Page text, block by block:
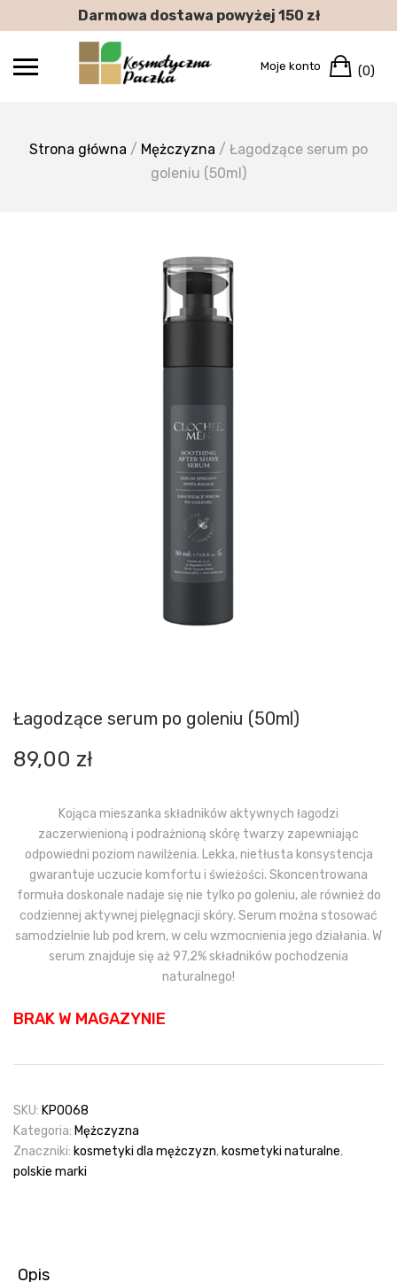
to
Darmowa dostawa powyżej 150 zł
Moje konto (0)
Strona główna / Mężczyzna / Łagodzące serum po
goleniu (50ml)
Łagodzące serum po goleniu (50ml)
89,00 zł
Kojąca mieszanka składników aktywnych łagodzi
zaczerwienioną i podrażnioną skórę twarzy zapewniając
odpowiedni poziom nawilżenia. Lekka, nietłusta konsystencja
gwarantuje uczucie komfortu i świeżości. Skoncentrowana
formuła doskonale nadaje się nie tylko po goleniu, ale również do
codziennej aktywnej pielęgnacji skóry. Serum można stosować
samodzielnie lub pod krem, w celu wzmocnienia jego działania. W
serum znajduje się aż 97,2% składników pochodzenia
naturalnego!
BRAK W MAGAZYNIE
SKU: KP0068
Kategoria: Mężczyzna
Znaczniki: kosmetyki dla mężczyzn, kosmetyki naturalne,
polskie marki
Opis